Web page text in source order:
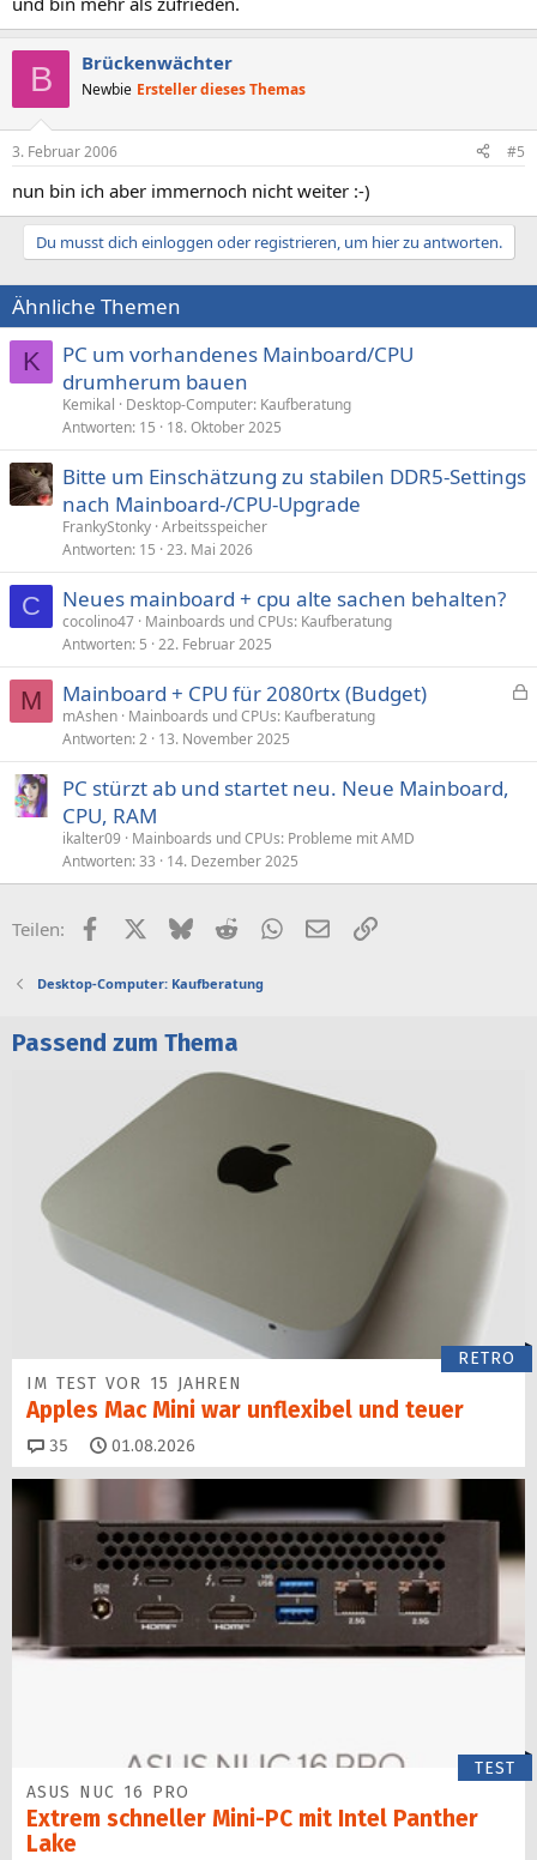
B Brückenwächter
Newbie Ersteller dieses Themas
3. Februar 2006 #5
nun bin ich aber immernoch nicht weiter :-)
Du musst dich einloggen oder registrieren, um hier zu antworten.
Ähnliche Themen
K
PC um vorhandenes Mainboard/CPU
drumherum bauen
Kemikal
Desktop-Computer: Kaufberatung
Antworten 15 18. Oktober 2025
Bitte um Einschätzung zu stabilen DDR5‑Settings
nach Mainboard‑/CPU‑Upgrade
FrankyStonky Arbeitsspeicher
Antworten 15 23. Mai 2026
C Neues mainboard + cpu alte sachen behalten?
cocolino47 Mainboards und CPUs: Kaufberatung
Antworten 5 22. Februar 2025
M
p
Mainboard + CPU für 2080rtx (Budget)
mAshen Mainboards und CPUs: Kaufberatung
Antworten 2 13. November 2025
PC stürzt ab und startet neu. Neue Mainboard,
CPU, RAM
ikalter09
Mainboards und CPUs: Probleme mit AMD
Antworten 33 14. Dezember 2025
Teilen: FacebookX (Twitter)
BlueskyRedditWhatsApp
E-MailLink
Desktop-Computer: Kaufberatung
Passend zum Thema
RETRO
IM TEST VOR 15 JAHREN
Apples Mac Mini war unflexibel und teuer
35 Kommentare
01.08.2026
TEST
ASUS NUC 16 PRO
Extrem schneller Mini-PC mit Intel Panther
Lake